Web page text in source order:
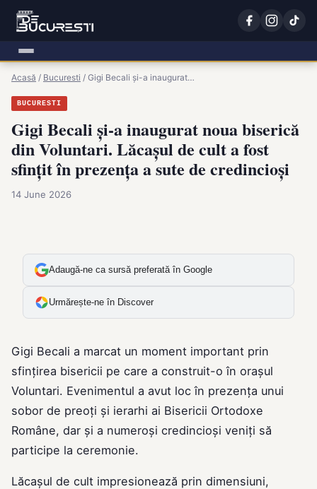
Acasă / Bucuresti / Gigi Becali și-a inaugurat…
BUCURESTI
Gigi Becali și-a inaugurat noua biserică
din Voluntari. Lăcașul de cult a fost
sfințit în prezența a sute de credincioși
14 June 2026
Adaugă-ne ca sursă preferată în Google
Urmărește-ne în Discover
Gigi Becali a marcat un moment important prin
sfințirea bisericii pe care a construit-o în orașul
Voluntari. Evenimentul a avut loc în prezența unui
sobor de preoți și ierarhi ai Bisericii Ortodoxe
Române, dar și a numeroși credincioși veniți să
participe la ceremonie.
Lăcașul de cult impresionează prin dimensiuni,